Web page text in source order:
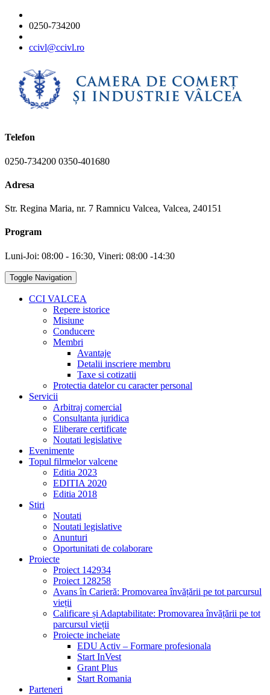
0250-734200
ccivl@ccivl.ro
Telefon
0250-734200 0350-401680
Adresa
Str. Regina Maria, nr. 7 Ramnicu Valcea, Valcea, 240151
Program
Luni-Joi: 08:00 - 16:30, Vineri: 08:00 -14:30
Toggle Navigation
CCI VALCEA
Repere istorice
Misiune
Conducere
Membri
Avantaje
Detalii inscriere membru
Taxe si cotizatii
Protectia datelor cu caracter personal
Servicii
Arbitraj comercial
Consultanta juridica
Eliberare certificate
Noutati legislative
Evenimente
Topul filrmelor valcene
Editia 2023
EDITIA 2020
Editia 2018
Stiri
Noutati
Noutati legislative
Anunturi
Oportunitati de colaborare
Proiecte
Proiect 142934
Proiect 128258
Avans în Carieră: Promovarea învățării pe tot parcursul
vieții
Calificare și Adaptabilitate: Promovarea învățării pe tot
parcursul vieții
Proiecte incheiate
EDU Activ – Formare profesionala
Start InVest
Grant Plus
Start Romania
Parteneri